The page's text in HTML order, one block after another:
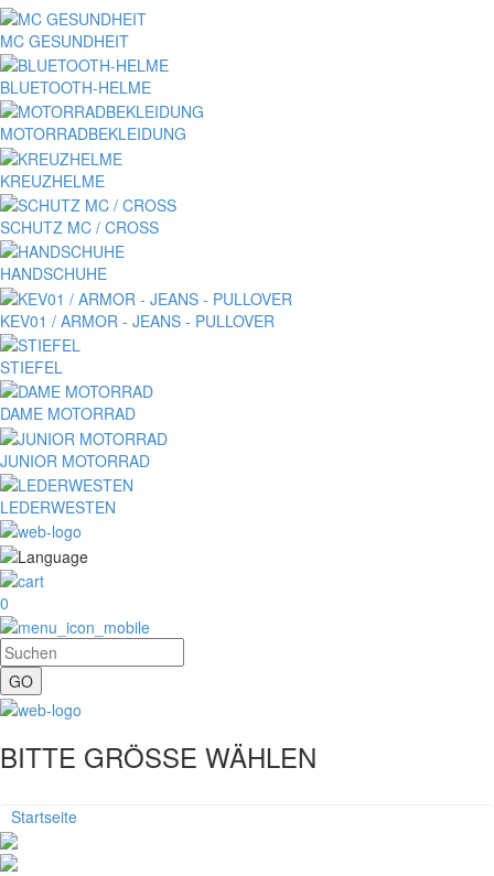
MC GESUNDHEIT
BLUETOOTH-HELME
MOTORRADBEKLEIDUNG
KREUZHELME
SCHUTZ MC / CROSS
HANDSCHUHE
KEV01 / ARMOR - JEANS - PULLOVER
STIEFEL
DAME MOTORRAD
JUNIOR MOTORRAD
LEDERWESTEN
0
BITTE GRÖSSE WÄHLEN
Startseite